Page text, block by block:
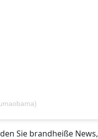
Sie brandheiße News,